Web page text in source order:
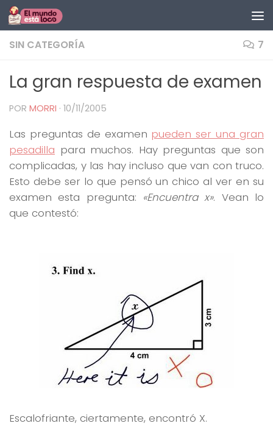
Saltar al contenido
SIN CATEGORÍA 7
La gran respuesta de examen
POR MORRI · 10/11/2005
Las preguntas de examen pueden ser una gran
pesadilla para muchos. Hay preguntas que son
complicadas, y las hay incluso que van con truco.
Esto debe ser lo que pensó un chico al ver en su
examen esta pregunta: «Encuentra x». Vean lo
que contestó:
Escalofriante, ciertamente, encontró X.